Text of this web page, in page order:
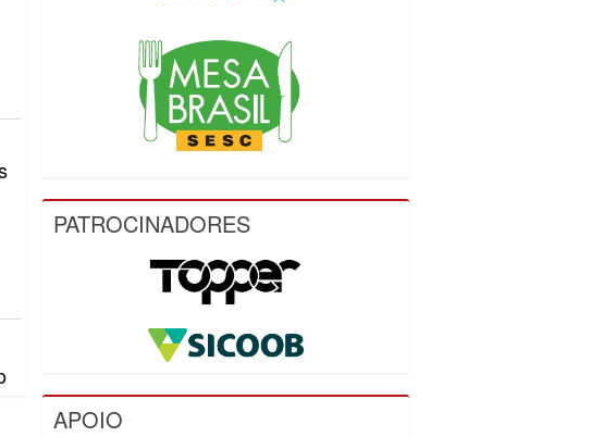
PATROCINADORES
APOIO